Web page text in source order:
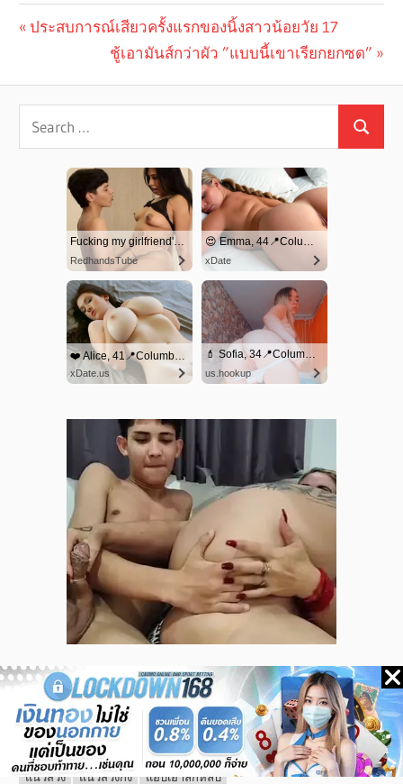
navigation
Previous
ประสบการณ์เสียวครั้งแรกของนิ้งสาวน้อยวัย 17
Next
ชู้เอามันส์กว่าผัว ”แบบนี้เขาเรียกยกซด”
หมวดหมู่
นักศึกษา ประสบการณ์เรื่องเสียว ประสบการณ์เสียว
เปิดซิง
แนวครอบครัว
แนวชู้ แนวปลุกปล้ำ
แนวลักหลับ
แนวสวิง
แนวสวิงกิ้ง แอบเอาลักหลับ